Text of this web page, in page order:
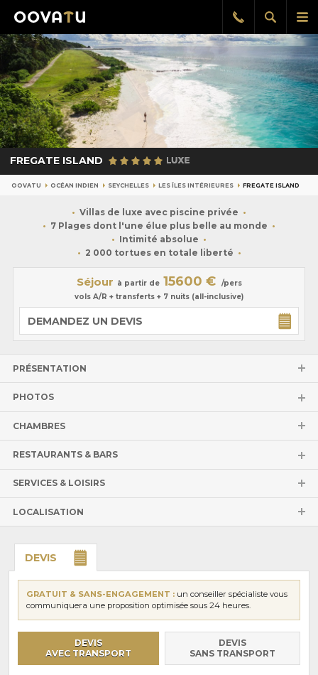
le
Afficher
la
Rappel
gratuit
FREGATE ISLAND
OOVATU OCÉAN INDIEN SEYCHELLES LES ÎLES INTÉRIEURES FREGATE ISLAND
Villas de luxe avec piscine privée
7 Plages dont l'une élue plus belle au monde
Intimité absolue
2 000 tortues en totale liberté
Séjour à partir de 15600 €
/pers
vols A/R + transferts + 7 nuits (all-inclusive)
DEMANDEZ UN DEVIS
PRÉSENTATION
PHOTOS
CHAMBRES
RESTAURANTS & BARS
SERVICES & LOISIRS
LOCALISATION
DEVIS
GRATUIT & SANS-ENGAGEMENT : un conseiller spécialiste vous
communiquera une proposition optimisée sous 24 heures.
DEVIS
AVEC TRANSPORT
DEVIS
SANS TRANSPORT